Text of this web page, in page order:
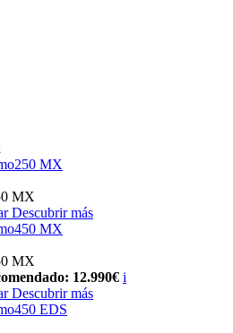
MX
MX
Descubrir más
MX
MX
12.990€ i
Descubrir más
EDS